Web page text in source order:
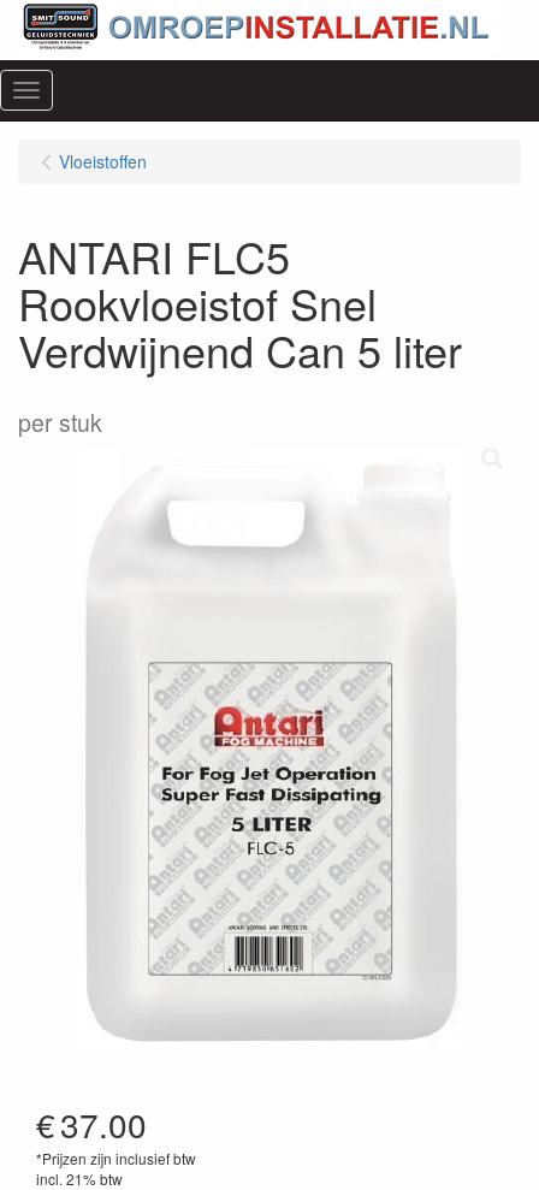
Menu
Vloeistoffen
ANTARI FLC5
Rookvloeistof Snel
Verdwijnend Can 5 liter
per stuk
€37.00
*Prijzen zijn inclusief btw
incl. 21% btw